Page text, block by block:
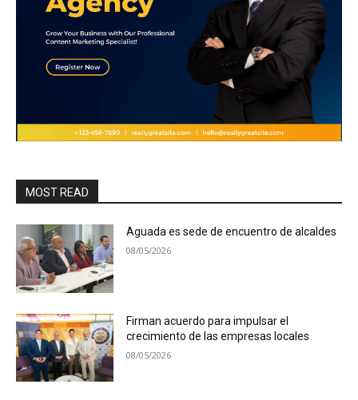
MOST READ
Aguada es sede de encuentro de alcaldes
08/05/2026
Firman acuerdo para impulsar el
crecimiento de las empresas locales
08/05/2026